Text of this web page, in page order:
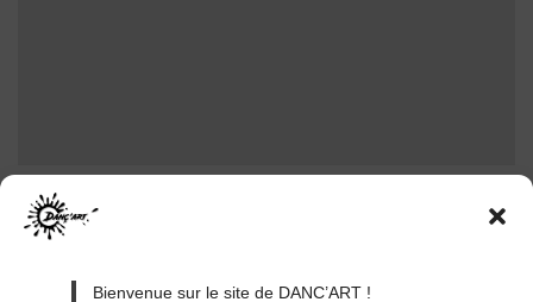
Bienvenue sur le site de DANC’ART !